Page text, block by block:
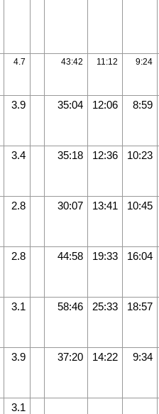
4.7 43:42 11:12 9:24
3.9 35:04 12:06 8:59
3.4 35:18 12:36 10:23
2.8 30:07 13:41 10:45
2.8 44:58 19:33 16:04
3.1 58:46 25:33 18:57
3.9 37:20 14:22 9:34
3.1